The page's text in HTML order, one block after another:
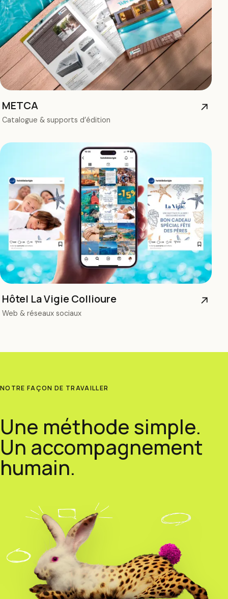
METCA
Catalogue & supports d’édition
↗
Hôtel La Vigie Collioure
Web & réseaux sociaux
↗
NOTRE FAÇON DE TRAVAILLER
Une méthode simple.
Un accompagnement
humain.